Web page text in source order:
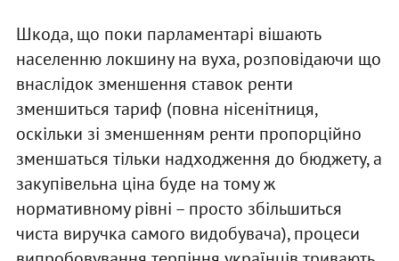
Шкода, що поки парламентарі вішають
населенню локшину на вуха, розповідаючи що
внаслідок зменшення ставок ренти
зменшиться тариф (повна нісенітниця,
оскільки зі зменшенням ренти пропорційно
зменшаться тільки надходження до бюджету, а
закупівельна ціна буде на тому ж
нормативному рівні – просто збільшиться
чиста виручка самого видобувача), процеси